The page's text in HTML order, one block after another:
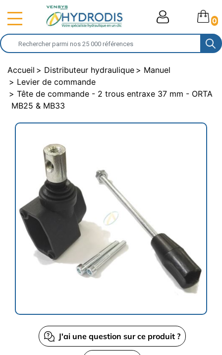
0
Accueil Distributeur hydraulique
Manuel
Levier de commande
Tête de commande - 2 trous entraxe 37 mm - ORTA
MB25 & MB33
J'ai une question sur ce produit ?